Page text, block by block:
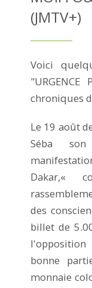
(JMTV+)
Voici
"URGENCE
chroniques
Le 19 août
Séba
Dakar,«
des
billet de
bonne
monnaie